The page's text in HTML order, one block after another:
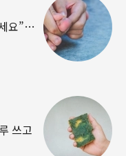
요”…
쓰고